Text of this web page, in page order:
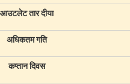
आउटलेट तार दीया
अधिकतम गति
कप्तान दिवस